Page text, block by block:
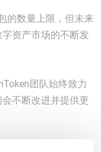
的数量上限，但未来
资产市场的不断发
团队始终致力
不断改进并提供更